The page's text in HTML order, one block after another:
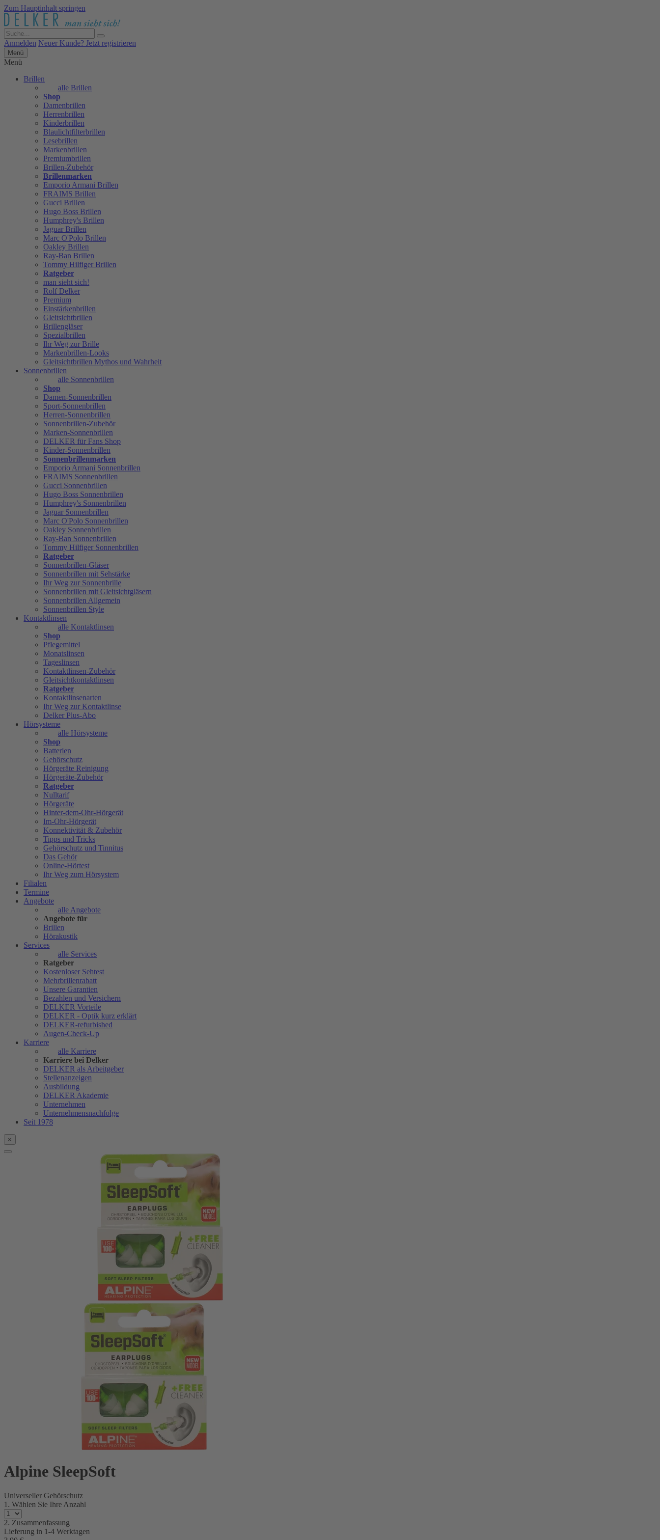
Zum Hauptinhalt springen
Anmelden Neuer Kunde? Jetzt registrieren
Menü
Menü
Brillen
alle Brillen
Shop
Damenbrillen
Herrenbrillen
Kinderbrillen
Blaulichtfilterbrillen
Lesebrillen
Markenbrillen
Premiumbrillen
Brillen-Zubehör
Brillenmarken
Emporio Armani Brillen
FRAIMS Brillen
Gucci Brillen
Hugo Boss Brillen
Humphrey's Brillen
Jaguar Brillen
Marc O'Polo Brillen
Oakley Brillen
Ray-Ban Brillen
Tommy Hilfiger Brillen
Ratgeber
man sieht sich!
Rolf Delker
Premium
Einstärkenbrillen
Gleitsichtbrillen
Brillengläser
Spezialbrillen
Ihr Weg zur Brille
Markenbrillen-Looks
Gleitsichtbrillen Mythos und Wahrheit
Sonnenbrillen
alle Sonnenbrillen
Shop
Damen-Sonnenbrillen
Sport-Sonnenbrillen
Herren-Sonnenbrillen
Sonnenbrillen-Zubehör
Marken-Sonnenbrillen
DELKER für Fans Shop
Kinder-Sonnenbrillen
Sonnenbrillenmarken
Emporio Armani Sonnenbrillen
FRAIMS Sonnenbrillen
Gucci Sonnenbrillen
Hugo Boss Sonnenbrillen
Humphrey's Sonnenbrillen
Jaguar Sonnenbrillen
Marc O'Polo Sonnenbrillen
Oakley Sonnenbrillen
Ray-Ban Sonnenbrillen
Tommy Hilfiger Sonnenbrillen
Ratgeber
Sonnenbrillen-Gläser
Sonnenbrillen mit Sehstärke
Ihr Weg zur Sonnenbrille
Sonnenbrillen mit Gleitsichtgläsern
Sonnenbrillen Allgemein
Sonnenbrillen Style
Kontaktlinsen
alle Kontaktlinsen
Shop
Pflegemittel
Monatslinsen
Tageslinsen
Kontaktlinsen-Zubehör
Gleitsichtkontaktlinsen
Ratgeber
Kontaktlinsenarten
Ihr Weg zur Kontaktlinse
Delker Plus-Abo
Hörsysteme
alle Hörsysteme
Shop
Batterien
Gehörschutz
Hörgeräte Reinigung
Hörgeräte-Zubehör
Ratgeber
Nulltarif
Hörgeräte
Hinter-dem-Ohr-Hörgerät
Im-Ohr-Hörgerät
Konnektivität & Zubehör
Tipps und Tricks
Gehörschutz und Tinnitus
Das Gehör
Online-Hörtest
Ihr Weg zum Hörsystem
Filialen
Termine
Angebote
alle Angebote
Angebote für
Brillen
Hörakustik
Services
alle Services
Ratgeber
Kostenloser Sehtest
Mehrbrillenrabatt
Unsere Garantien
Bezahlen und Versichern
DELKER Vorteile
DELKER - Optik kurz erklärt
DELKER-refurbished
Augen-Check-Up
Karriere
alle Karriere
Karriere bei Delker
DELKER als Arbeitgeber
Stellenanzeigen
Ausbildung
DELKER Akademie
Unternehmen
Unternehmensnachfolge
Seit 1978
×
Alpine SleepSoft
Universeller Gehörschutz
1. Wählen Sie Ihre Anzahl
2. Zusammenfassung
Lieferung in 1-4 Werktagen